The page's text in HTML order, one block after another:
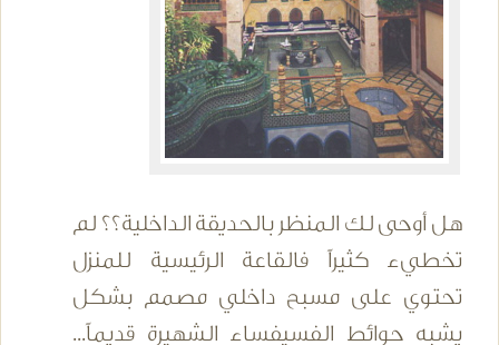
هل أوحى لك المنظر بالحديقة الداخلية؟؟ لم
تخطيء كثيراً فالقاعة الرئيسية للمنزل
تحتوي على مسبح داخلي مصمم بشكل
يشبه حوائط الفسيفساء الشهيرة قديماً...